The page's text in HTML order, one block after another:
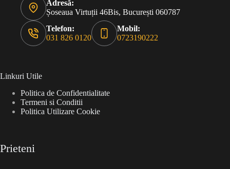
Adresă:
Șoseaua Virtuții 46Bis, București 060787
Telefon:
031 826 0120
Mobil:
0723190222
Linkuri Utile
Politica de Confidentialitate
Termeni si Conditii
Politica Utilizare Cookie
Prieteni